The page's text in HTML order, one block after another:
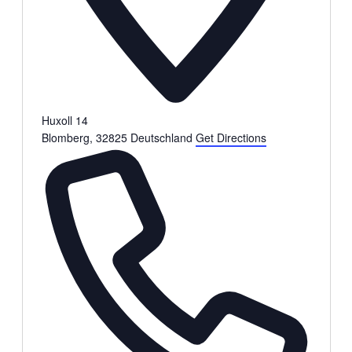
Huxoll 14
Blomberg, 32825 Deutschland Get Directions